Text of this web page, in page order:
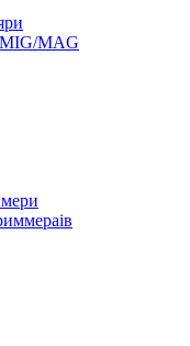
MIG/MAG